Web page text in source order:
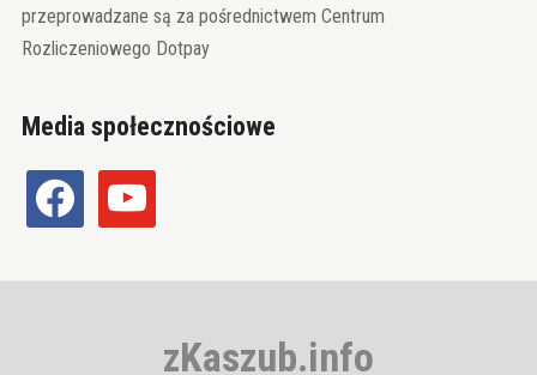
przeprowadzane są za pośrednictwem Centrum
Rozliczeniowego Dotpay
Media społecznościowe
facebook youtube
zKaszub.info